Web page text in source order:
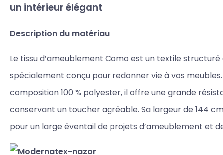
un intérieur élégant
Description du matériau
Le tissu d’ameublement Como est un textile
spécialement conçu pour redonner vie à vos
composition 100 % polyester, il offre une grande
conservant un toucher agréable. Sa largeur de 144
pour un large éventail de projets d’ameublement et